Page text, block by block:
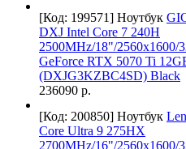
[Код: 199571] Ноутбук
DXJ Intel Core 7 240H
2500MHz/18"/
GeForce RTX 5070 Ti
(DXJG3KZBC4SD) Black
236090 р.
[Код: 200850] Ноутбук
Core Ultra 9 275HX
2700MHz/16"/